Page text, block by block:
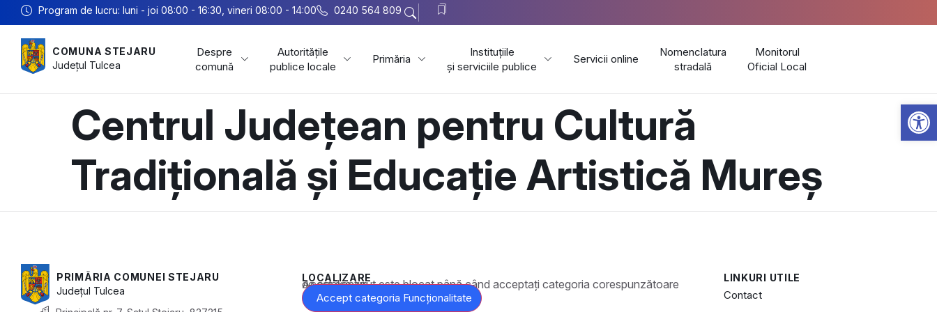
Program de lucru: luni - joi 08:00 - 16:30, vineri 08:00 - 14:00 0240 564 809
COMUNA STEJARU
Județul Tulcea
Despre
comună
Autoritățile
publice locale
Primăria
Instituțiile
și serviciile publice
Servicii online
Nomenclatura
stradală
Monitorul
Oficial Local
Centrul Județean pentru Cultură
Tradițională și Educație Artistică Mureș
PRIMĂRIA COMUNEI STEJARU
Județul Tulcea
LOCALIZARE
Acest conținut este blocat până când acceptați categoria corespunzătoare de cookie-uri.
Accept categoria Funcționalitate
LINKURI UTILE
Contact